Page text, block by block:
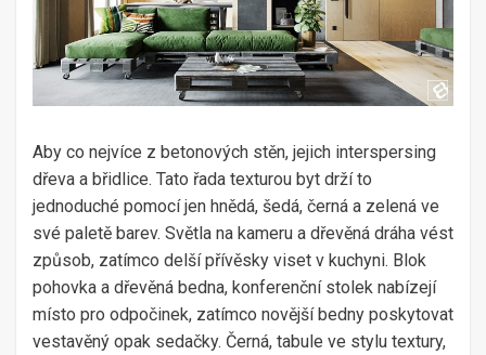
Aby co nejvíce z betonových stěn, jejich interspersing
dřeva a břidlice. Tato řada texturou byt drží to
jednoduché pomocí jen hnědá, šedá, černá a zelená ve
své paletě barev. Světla na kameru a dřevěná dráha vést
způsob, zatímco delší přívěsky viset v kuchyni. Blok
pohovka a dřevěná bedna, konferenční stolek nabízejí
místo pro odpočinek, zatímco novější bedny poskytovat
vestavěný opak sedačky. Černá, tabule ve stylu textury,